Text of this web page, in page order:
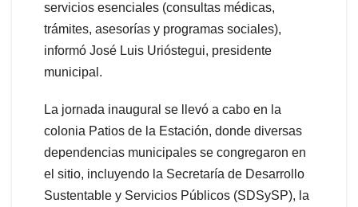
servicios esenciales (consultas médicas,
trámites, asesorías y programas sociales),
informó José Luis Urióstegui, presidente
municipal.
La jornada inaugural se llevó a cabo en la
colonia Patios de la Estación, donde diversas
dependencias municipales se congregaron en
el sitio, incluyendo la Secretaría de Desarrollo
Sustentable y Servicios Públicos (SDSySP), la